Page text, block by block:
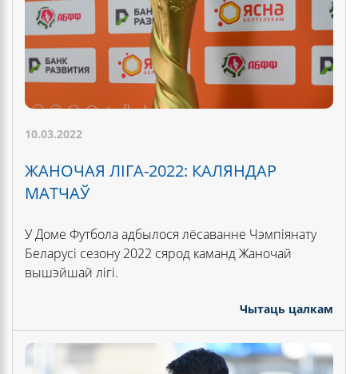
10.03.2022
ЖАНОЧАЯ ЛІГА-2022: КАЛЯНДАР
МАТЧАЎ
У Доме Футбола адбылося лёсаванне Чэмпіянату
Беларусі сезону 2022 сярод каманд Жаночай
вышэйшай лігі.
Чытаць цалкам